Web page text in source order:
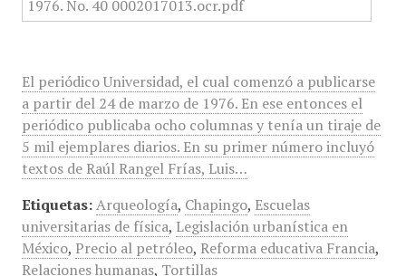
El periódico Universidad, el cual comenzó a publicarse
a partir del 24 de marzo de 1976. En ese entonces el
periódico publicaba ocho columnas y tenía un tiraje de
5 mil ejemplares diarios. En su primer número incluyó
textos de Raúl Rangel Frías, Luis…
Etiquetas: Arqueología, Chapingo, Escuelas
universitarias de física, Legislación urbanística en
México, Precio al petróleo, Reforma educativa Francia,
Relaciones humanas, Tortillas